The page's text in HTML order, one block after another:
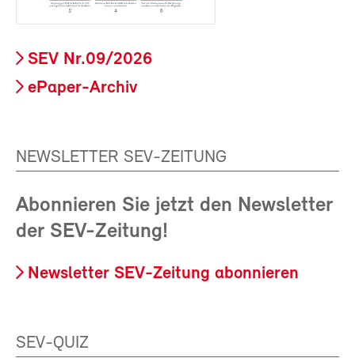
SEV Nr.09/2026
ePaper-Archiv
NEWSLETTER SEV-ZEITUNG
Abonnieren Sie jetzt den Newsletter
der SEV-Zeitung!
Newsletter SEV-Zeitung abonnieren
SEV-QUIZ